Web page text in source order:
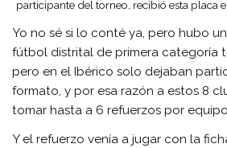
participante del torneo, recibió esta placa
Yo no sé si lo conté ya, pero hubo
fútbol distrital de primera categoría
pero en el Ibérico solo dejaban
formato, y por esa razón a estos 8
tomar hasta a 6 refuerzos por
Y el refuerzo venía a jugar con la